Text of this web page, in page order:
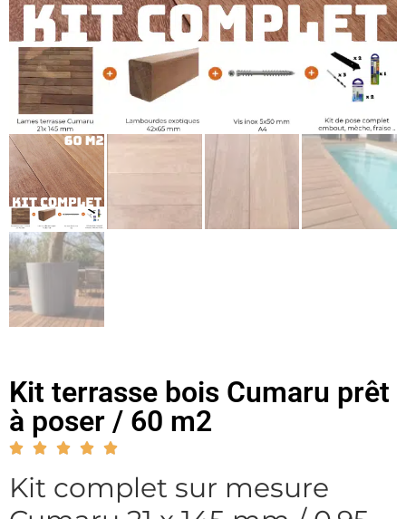
Kit terrasse bois Cumaru prêt
à poser / 60 m2
Kit complet sur mesure